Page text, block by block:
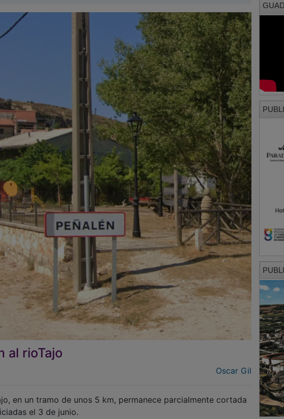
al rioTajo
Oscar Gil
en un tramo de unos 5 km, permanece parcialmente cortada
el 3 de junio.